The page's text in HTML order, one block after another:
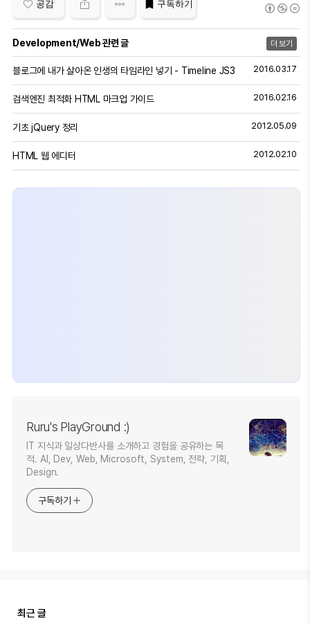
공감 구독하기
Development/Web 관련 글 더 보기
블로그에 내가 살아온 인생의 타임라인 넣기 - Timeline JS3 2016.03.17
검색엔진 최적화 HTML 마크업 가이드 2016.02.16
기초 jQuery 정리 2012.05.09
HTML 웹 에디터 2012.02.10
Ruru's PlayGround :)
IT 지식과 일상다반사를 소개하고 경험을 공유하는 목
적. AI, Dev, Web, Microsoft, System, 전략, 기획,
Design.
구독하기
최근 글